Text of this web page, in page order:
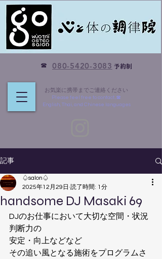
080-5420-3083 ​予約制
☎
お気楽に携帯までご連絡ください
Please feel free to contact...☎
​English, Thai, and Chinese languages
記事
handsome DJ Masaki 69
♤salon♤
2025年12月29日 読了時間: 1分
DJのお仕事において大切な空間・状況
判断力の
安定・向上などなど
その追い風となる施術をプログラムさ